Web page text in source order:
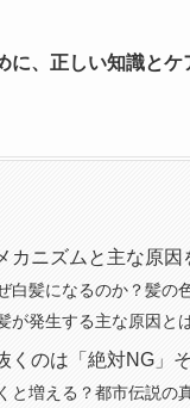
に、正しい知識とケ
カニズムと主な原因
白髪になるのか？髪の
が発生する主な原因と
くのは「絶対NG」
と増える？都市伝説の